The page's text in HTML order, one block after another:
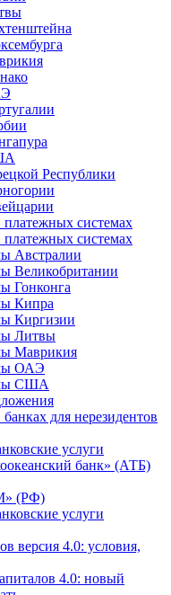
Республики
системах
системах
Австралии
Великобритании
Гонконга
Кипра
Киргизии
Литвы
Маврикия
ОАЭ
США
для нерезидентов
услуги
банк» (АТБ)
(РФ)
услуги
версия 4.0: условия,
4.0: новый